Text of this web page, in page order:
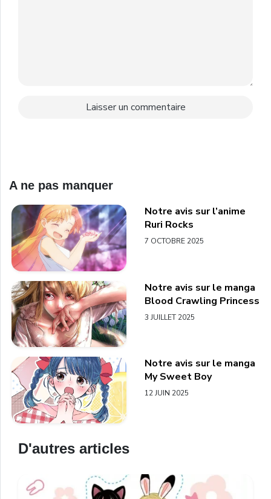
A ne pas manquer
Notre avis sur l’anime
Ruri Rocks
7 OCTOBRE 2025
Notre avis sur le manga
Blood Crawling Princess
3 JUILLET 2025
Notre avis sur le manga
My Sweet Boy
12 JUIN 2025
D'autres articles